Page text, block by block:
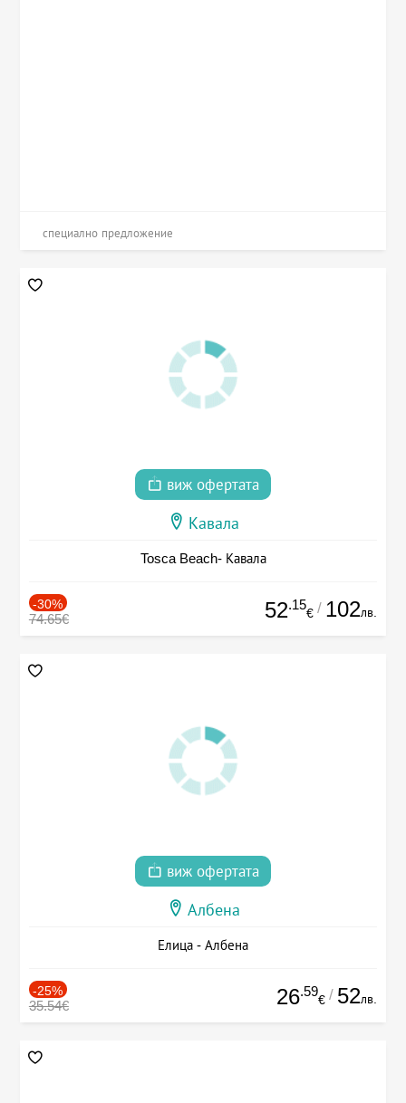
специално предложение
виж офертата
Кавала
Tosca Beach- Кавала
-30%
74.65€ 52.15
€ / 102лв.
виж офертата
Албена
Елица - Албена
-25%
35.54€ 26.59
€ / 52лв.